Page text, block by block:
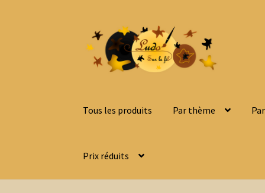
Aller
à
navigation
Aller
au
contenu
Tous les produits Par thème
Prix réduits